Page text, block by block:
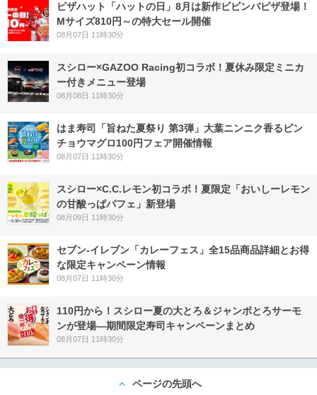
ピザハット「ハットの日」8月は新作ビビンバピザ登場！
Mサイズ810円～の特大セール開催
08月07日 11時30分
スシロー×GAZOO Racing初コラボ！夏休み限定ミニカ
ー付きメニュー登場
08月08日 11時30分
はま寿司「旨ねた夏祭り 第3弾」大葉ニンニク香るビン
チョウマグロ100円フェア開催情報
08月07日 11時30分
スシロー×C.C.レモン初コラボ！夏限定「おいしーレモン
の甘酸っぱパフェ」新登場
08月09日 11時30分
セブン‐イレブン「カレーフェス」全15品商品詳細とお得
な限定キャンペーン情報
08月07日 11時30分
110円から！スシロー夏の大とろ＆ジャンボとろサーモ
ンが登場―期間限定寿司キャンペーンまとめ
08月07日 11時30分
ページの先頭へ